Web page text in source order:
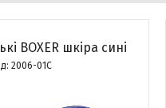
BOXER шкіра сині
2006-01С